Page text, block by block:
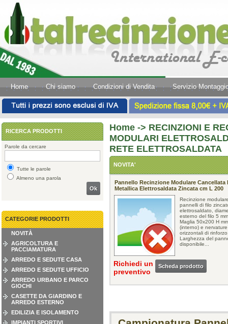
Home Chi siamo Condizioni di Vendita Servizio
RICERCA PRODOTTI
Parole da cercare
Tutte le parole
Almeno una parola
Ok
CATEGORIE PRODOTTI
NOVITÀ
AGRICOLTURA E
PACCIAMATURA
ARREDO E SEDUTE CASA
ARREDO E SEDUTE UFFICIO
ARREDO URBANO E PARCO
GIOCHI
CASETTE DA GIARDINO E
ARREDO ESTERNO
EDILIZIA E ISOLAMENTO
IMPIANTI SPORTIVI
Home -> RECINZIONI E
MODULARI
RETE ELETTROSALDATA
NOVITA'
Pannello Recinzione Modulare Cancellata
Metallica Elettrosaldata Zincata cm L 200
Recinzione
pannelli di filo
elettrosaldato,
esterno del filo 5
Maglia 50x200 H
(interno) e nervature
orizzontali di
Larghezza del
disponibile...
Richiedi un
preventivo
Scheda prodotto